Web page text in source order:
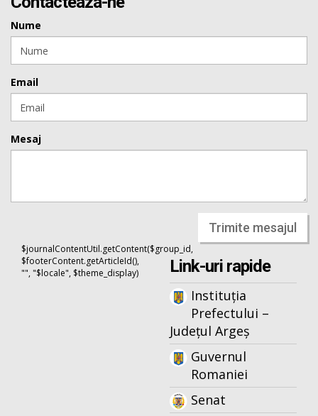
Nume
Email
Mesaj
Trimite mesajul
$journalContentUtil.getContent($group_id,
$footerContent.getArticleId(),
"", "$locale", $theme_display)
Link-uri rapide
Instituția
Prefectului –
Județul Argeș
Guvernul
Romaniei
Senat